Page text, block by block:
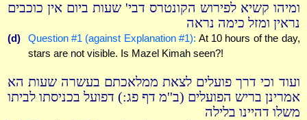
ומיהו קשיא לפירוש הקונטרס דבי' שעות ביום אין כוכבים
נראין ומזל כימה נראה
(d) Question #1 (against Explanation #1): At 10 hours of the day,
stars are not visible. Is Mazel Kimah seen?!
ועוד וכי דרך פועלים לצאת ממלאכתם בעשרה שעות הא
אמרינן בריש הפועלים (ב''מ דף פג:) דפועל בכניסתו לביתו
משלו דהיינו בלילה